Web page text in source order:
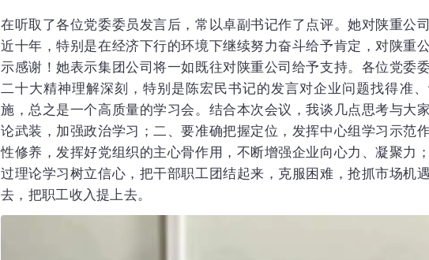
在听取了各位党委委员发言后，常以卓副书记作了点评。她对陕重公
近十年，特别是在经济下行的环境下继续努力奋斗给予肯定，对陕重
示感谢！她表示集团公司将一如既往对陕重公司给予支持。各位党委
二十大精神理解深刻，特别是陈宏民书记的发言对企业问题找得准
施，总之是一个高质量的学习会。结合本次会议，我谈几点思考与大
论武装，加强政治学习；二、要准确把握定位，发挥中心组学习示范
性修养，发挥好党组织的主心骨作用，不断增强企业向心力、凝聚力
过理论学习树立信心，把干部职工团结起来，克服困难，抢抓市场机
去，把职工收入提上去。